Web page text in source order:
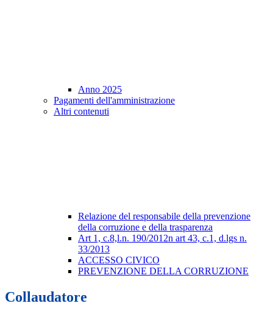
Anno 2025
Pagamenti dell'amministrazione
Altri contenuti
Relazione del responsabile della prevenzione
della corruzione e della trasparenza
Art 1, c.8,l.n. 190/2012n art 43, c.1, d.lgs n.
33/2013
ACCESSO CIVICO
PREVENZIONE DELLA CORRUZIONE
Collaudatore